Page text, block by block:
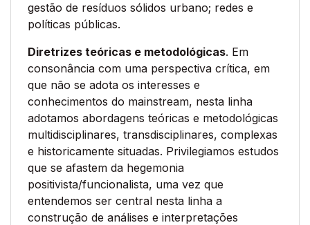
gestão de resíduos sólidos urbano; redes e
políticas públicas.
Diretrizes teóricas e metodológicas. Em
consonância com uma perspectiva crítica, em
que não se adota os interesses e
conhecimentos do mainstream, nesta linha
adotamos abordagens teóricas e metodológicas
multidisciplinares, transdisciplinares, complexas
e historicamente situadas. Privilegiamos estudos
que se afastem da hegemonia
positivista/funcionalista, uma vez que
entendemos ser central nesta linha a
construção de análises e interpretações